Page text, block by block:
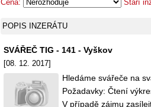
Cena:
Stáří
POPIS INZERÁTU
SVÁŘEČ TIG - 141 - Vyškov
[08. 12. 2017]
Hledáme svářeče na
Požadavky: Čtení
V případě zájmu